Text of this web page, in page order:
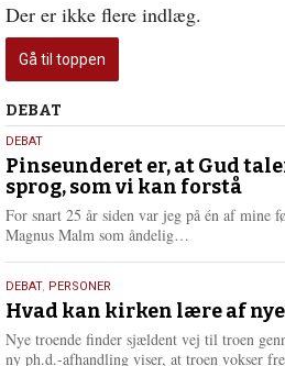
Der er ikke flere indlæg.
Gå til toppen
Debat
DEBAT
5.
august
2026
DEBAT
Pinseunderet er, at Gud
sprog, som vi kan forstå
For snart 25 år siden var jeg på én af mine
Magnus Malm som åndelig…
e
r
e
25.
juli
2026
DEBAT, PERSONER
Hvad kan kirken lære af
Nye troende finder sjældent vej til troen
ny ph.d.-afhandling viser, at troen vokser